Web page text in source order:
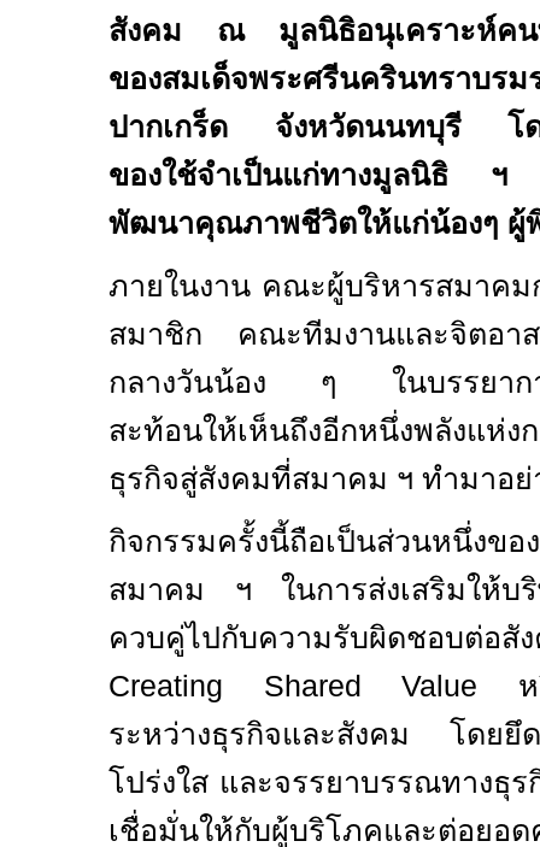
สังคม ณ มูลนิธิอนุเคราะห์คน
ของสมเด็จพระศรีนครินทร
ปากเกร็ด จังหวัดนนทบุรี โด
ของใช้จำเป็นแก่ทางมูลนิธิ ฯ
พัฒนาคุณภาพชีวิตให้แก่น้องๆ ผู้
ภายในงาน คณะผู้บริหารสมาคม
สมาชิก คณะทีมงานและจิตอา
กลางวันน้อง ๆ ในบรรยากา
สะท้อนให้เห็นถึงอีกหนึ่งพลังแห่ง
ธุรกิจสู่สังคมที่สมาคม ฯ ทำมาอย่
กิจกรรมครั้งนี้ถือเป็นส่วนหนึ่งขอ
สมาคม ฯ ในการส่งเสริมให้บ
ควบคู่ไปกับความรับผิดชอบต่
Creating Shared Value
ระหว่างธุรกิจและสังคม โดย
โปร่งใส และจรรยาบรรณทางธุร
เชื่อมั่นให้กับผู้บริโภคและต่อยอ